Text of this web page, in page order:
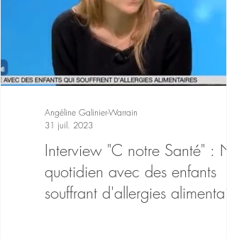
Interview "C notre Santé" :
quotidien avec des enfants
souffrant d'allergies
Angéline Galinier-Warrain
31 juil. 2023